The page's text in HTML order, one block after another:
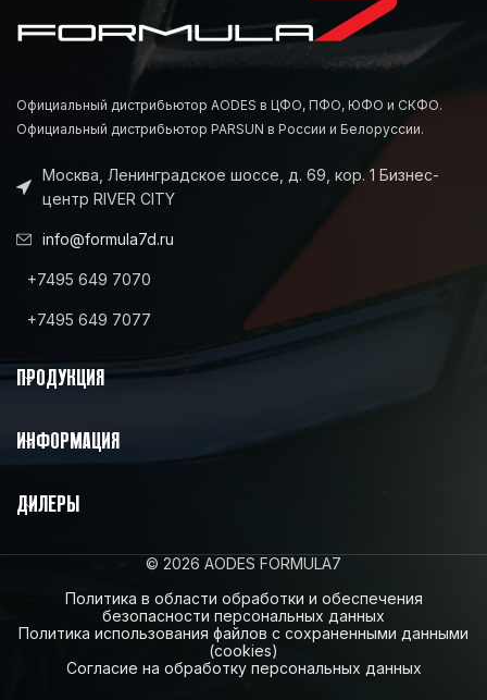
Официальный дистрибьютор AODES в ЦФО, ПФО, ЮФО и СКФО.
Официальный дистрибьютор PARSUN в России и Белоруссии.
Москва, Ленинградское шоссе, д. 69, кор. 1 Бизнес-
центр RIVER CITY
info@formula7d.ru
+7495 649 7070
+7495 649 7077
ПРОДУКЦИЯ
ИНФОРМАЦИЯ
ДИЛЕРЫ
© 2026 AODES FORMULA7
Политика в области обработки и обеспечения
безопасности персональных данных
Политика использования файлов с сохраненными данными
(cookies)
Согласие на обработку персональных данных